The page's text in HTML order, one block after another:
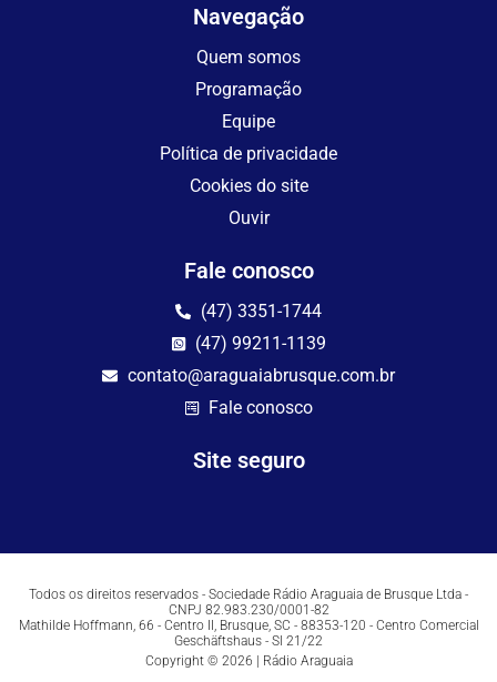
Navegação
Quem somos
Programação
Equipe
Política de privacidade
Cookies do site
Ouvir
Fale conosco
(47) 3351-1744
(47) 99211-1139
contato@araguaiabrusque.com.br
Fale conosco
Site seguro
Todos os direitos reservados - Sociedade Rádio Araguaia de Brusque Ltda -
CNPJ 82.983.230/0001-82
Mathilde Hoffmann, 66 - Centro II, Brusque, SC - 88353-120 - Centro Comercial
Geschäftshaus - Sl 21/22
Copyright © 2026 | Rádio Araguaia